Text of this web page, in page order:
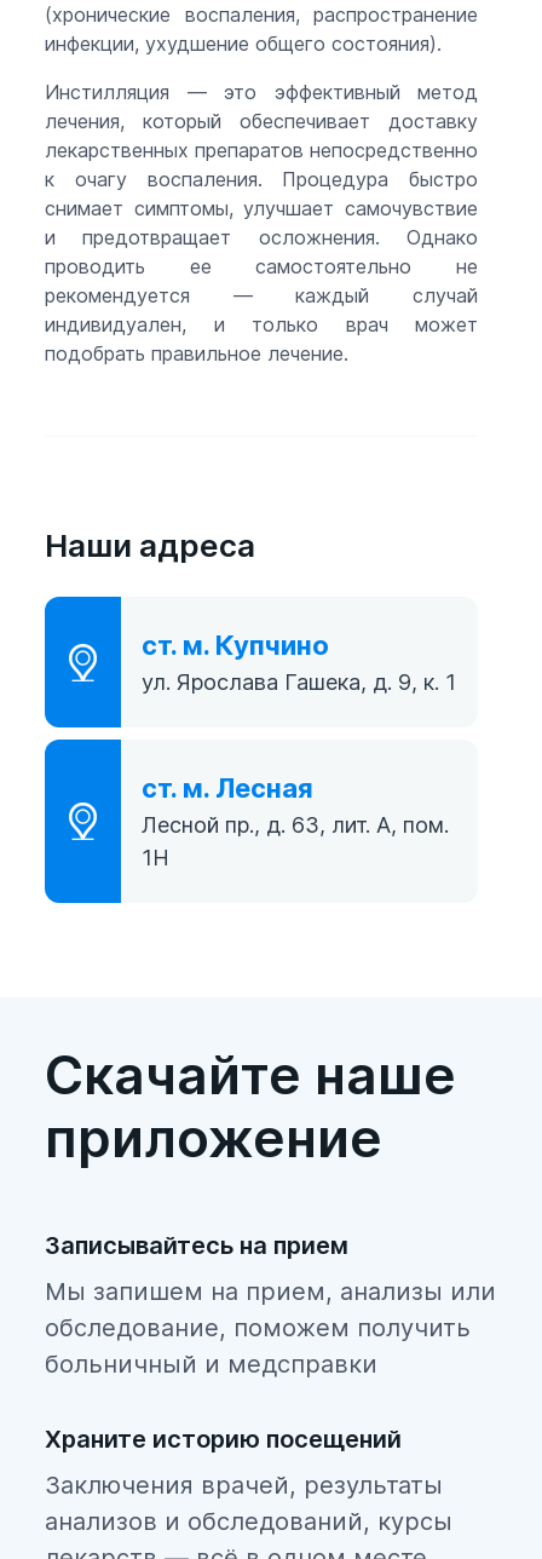
(хронические воспаления, распространение
инфекции, ухудшение общего состояния).
Инстилляция — это эффективный метод
лечения, который обеспечивает доставку
лекарственных препаратов непосредственно
к очагу воспаления. Процедура быстро
снимает симптомы, улучшает самочувствие
и предотвращает осложнения. Однако
проводить ее самостоятельно не
рекомендуется — каждый случай
индивидуален, и только врач может
подобрать правильное лечение.
Наши адреса
ст. м. Купчино
ул. Ярослава Гашека, д. 9, к. 1
ст. м. Лесная
Лесной пр., д. 63, лит. А, пом.
1Н
Скачайте наше
приложение
Записывайтесь на прием
Мы запишем на прием, анализы или
обследование, поможем получить
больничный и медсправки
Храните историю посещений
Заключения врачей, результаты
анализов и обследований, курсы